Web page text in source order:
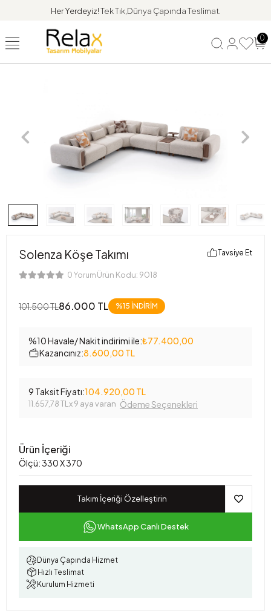
Her Yerdeyiz!Tek Tık,Dünya Çapında Teslimat.
0
Solenza Köşe Takımı
0 Yorum Ürün Kodu: 9018
Tavsiye Et
101.500 TL86.000 TL %15 İNDİRİM
%10 Havale/ Nakit indirimi ile:₺77.400,00
Kazancınız:8.600,00 TL
9 Taksit Fiyatı:104.920,00 TL
11.657,78 TL x 9 aya varan Ödeme Seçenekleri
Ürün İçeriği
Ölçü: 330 X 370
Takım İçeriği Özelleştirin
WhatsApp Canlı Destek
Dünya Çapında Hizmet
Hızlı Teslimat
Kurulum Hizmeti